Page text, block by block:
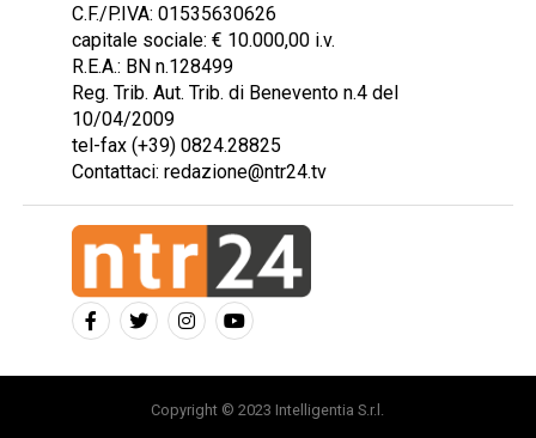
C.F./P.IVA: 01535630626
capitale sociale: € 10.000,00 i.v.
R.E.A.: BN n.128499
Reg. Trib. Aut. Trib. di Benevento n.4 del
10/04/2009
tel-fax (+39) 0824.28825
Contattaci: redazione@ntr24.tv
Copyright © 2023 Intelligentia S.r.l.